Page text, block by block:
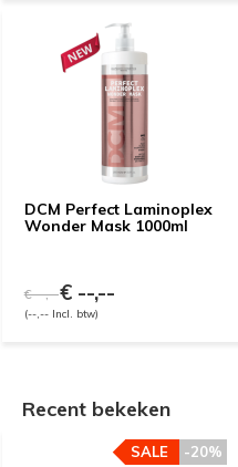
DCM Perfect Laminoplex
Wonder Mask 1000ml
€ --,--€ --,--
(--,-- Incl. btw)
Recent bekeken
-20%
SALE